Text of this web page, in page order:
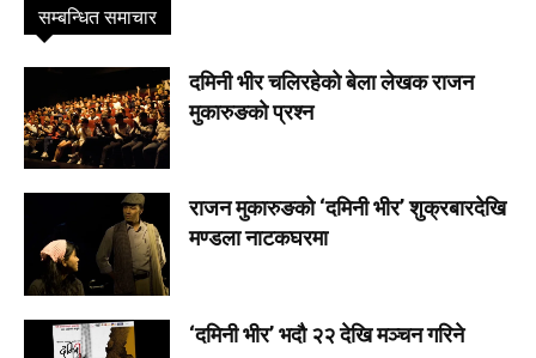
सम्बन्धित समाचार
दमिनी भीर चलिरहेकाे बेला लेखक राजन
मुकारुङकाे प्रश्न
राजन मुकारुङको ‘दमिनी भीर’ शुक्रबारदेखि
मण्डला नाटकघरमा
‘दमिनी भीर’ भदौ २२ देखि मञ्चन गरिने